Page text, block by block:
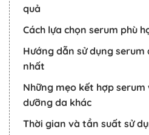
quả
Cách lựa chọn serum phù
Hướng dẫn sử dụng
nhất
Những mẹo kết hợp serum
dưỡng da khác
Thời gian và tần suất sử